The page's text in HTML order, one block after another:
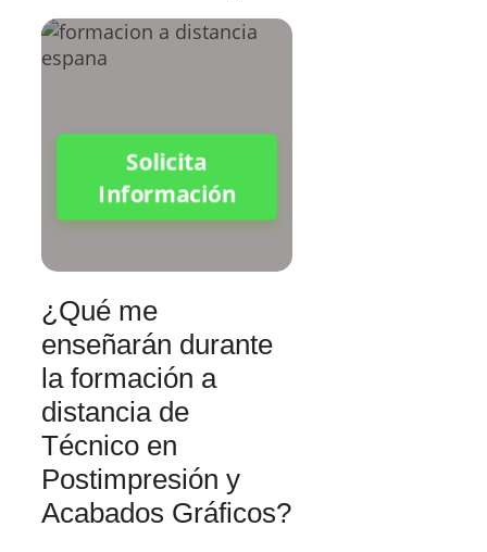
Solicita
Información
¿Qué me
enseñarán durante
la formación a
distancia de
Técnico en
Postimpresión y
Acabados Gráficos?